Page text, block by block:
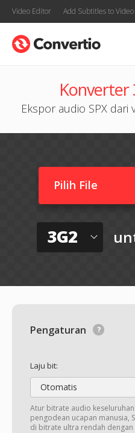
Video Editor Add Subtitles to Video
Konverter
Ekspor audio SPX dari
Pilih File
3G2
Pengaturan
Laju bit:
Otomatis
Atur bitrate audio
pengodean ucapan manusia,
di bitrate ultra rendah